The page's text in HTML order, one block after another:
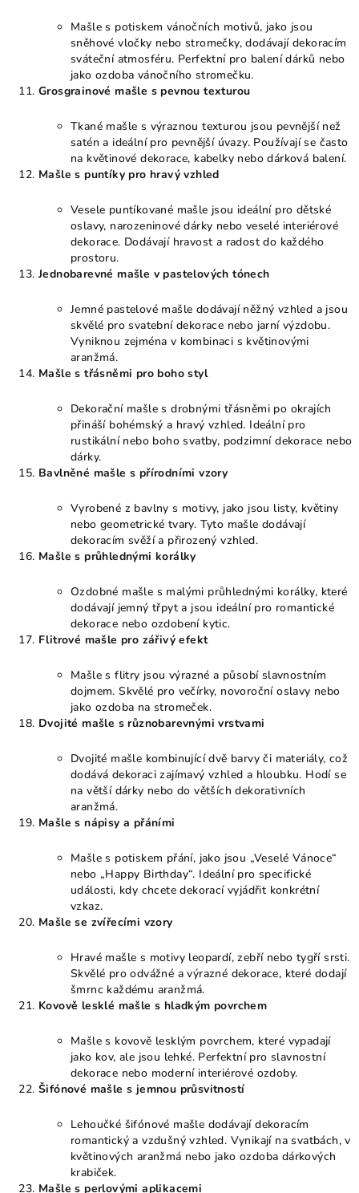
Mašle s potiskem vánočních motivů, jako jsou
sněhové vločky nebo stromečky, dodávají dekoracím
sváteční atmosféru. Perfektní pro balení dárků nebo
jako ozdoba vánočního stromečku.
Grosgrainové mašle s pevnou texturou
Tkané mašle s výraznou texturou jsou pevnější než
satén a ideální pro pevnější úvazy. Používají se často
na květinové dekorace, kabelky nebo dárková balení.
Mašle s puntíky pro hravý vzhled
Vesele puntíkované mašle jsou ideální pro dětské
oslavy, narozeninové dárky nebo veselé interiérové
dekorace. Dodávají hravost a radost do každého
prostoru.
Jednobarevné mašle v pastelových tónech
Jemné pastelové mašle dodávají něžný vzhled a jsou
skvělé pro svatební dekorace nebo jarní výzdobu.
Vyniknou zejména v kombinaci s květinovými
aranžmá.
Mašle s třásněmi pro boho styl
Dekorační mašle s drobnými třásněmi po okrajích
přináší bohémský a hravý vzhled. Ideální pro
rustikální nebo boho svatby, podzimní dekorace nebo
dárky.
Bavlněné mašle s přírodními vzory
Vyrobené z bavlny s motivy, jako jsou listy, květiny
nebo geometrické tvary. Tyto mašle dodávají
dekoracím svěží a přirozený vzhled.
Mašle s průhlednými korálky
Ozdobné mašle s malými průhlednými korálky, které
dodávají jemný třpyt a jsou ideální pro romantické
dekorace nebo ozdobení kytic.
Flitrové mašle pro zářivý efekt
Mašle s flitry jsou výrazné a působí slavnostním
dojmem. Skvělé pro večírky, novoroční oslavy nebo
jako ozdoba na stromeček.
Dvojité mašle s různobarevnými vrstvami
Dvojité mašle kombinující dvě barvy či materiály, což
dodává dekoraci zajímavý vzhled a hloubku. Hodí se
na větší dárky nebo do větších dekorativních
aranžmá.
Mašle s nápisy a přáními
Mašle s potiskem přání, jako jsou „Veselé Vánoce“
nebo „Happy Birthday“. Ideální pro specifické
události, kdy chcete dekorací vyjádřit konkrétní
vzkaz.
Mašle se zvířecími vzory
Hravé mašle s motivy leopardí, zebří nebo tygří srsti.
Skvělé pro odvážné a výrazné dekorace, které dodají
šmrnc každému aranžmá.
Kovově lesklé mašle s hladkým povrchem
Mašle s kovově lesklým povrchem, které vypadají
jako kov, ale jsou lehké. Perfektní pro slavnostní
dekorace nebo moderní interiérové ozdoby.
Šifónové mašle s jemnou průsvitností
Lehoučké šifónové mašle dodávají dekoracím
romantický a vzdušný vzhled. Vynikají na svatbách, v
květinových aranžmá nebo jako ozdoba dárkových
krabiček.
Mašle s perlovými aplikacemi